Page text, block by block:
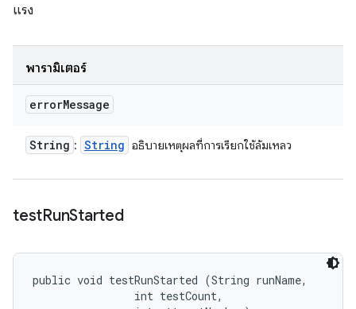
แรง
พารามิเตอร์
errorMessage
String : String อธิบายเหตุผลที่การเรียกใช้ล้มเหลว
testRunStarted
public void testRunStarted (String runName,
                int testCount,